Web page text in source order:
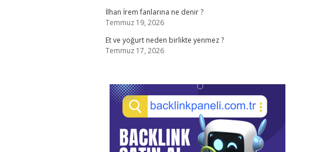
İlhan İrem fanlarına ne denir ?
Temmuz 19, 2026
Et ve yoğurt neden birlikte yenmez ?
Temmuz 17, 2026